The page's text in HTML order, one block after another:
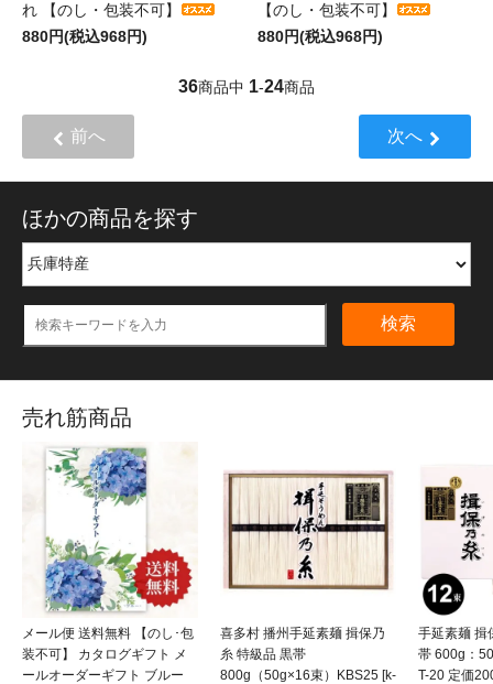
れ 【のし・包装不可】
880円(税込968円)
【のし・包装不可】
880円(税込968円)
36商品中 1-24商品
前へ 次へ
ほかの商品を探す
検索
売れ筋商品
メール便 送料無料 【のし･包
装不可】 カタログギフト メ
ールオーダーギフト ブルー
喜多村 播州手延素麺 揖保乃
糸 特級品 黒帯
800g（50g×16束）KBS25 [k-
手延素麺 揖
帯 600g：
T-20 定価